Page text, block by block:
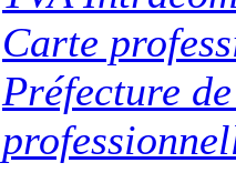
Carte
Préfecture